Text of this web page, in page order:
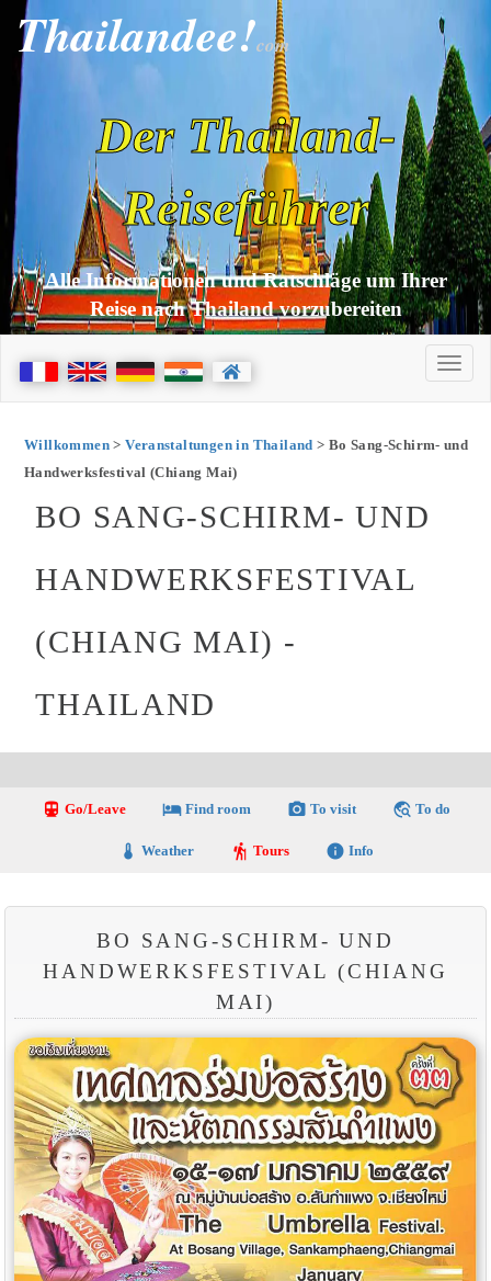
Thailandee!com
Der Thailand-
Reiseführer
Alle Informationen und Ratschläge um Ihrer
Reise nach Thailand vorzubereiten
Willkommen>Veranstaltungen in Thailand > Bo Sang-Schirm- und
Handwerksfestival (Chiang Mai)
BO SANG-SCHIRM- UND
HANDWERKSFESTIVAL
(CHIANG MAI) -
THAILAND
directions_transit Go/Leave local_hotelFind room photo_camera To visit travel_explore To do
thermostat Weather hiking Tours info Info
BO SANG-SCHIRM- UND
HANDWERKSFESTIVAL (CHIANG
MAI)